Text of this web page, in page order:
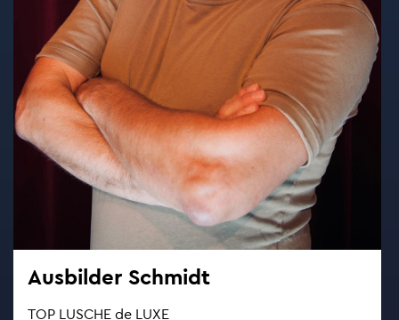
Aus­bil­der Schmidt
TOP LU­SCHE de LUXE